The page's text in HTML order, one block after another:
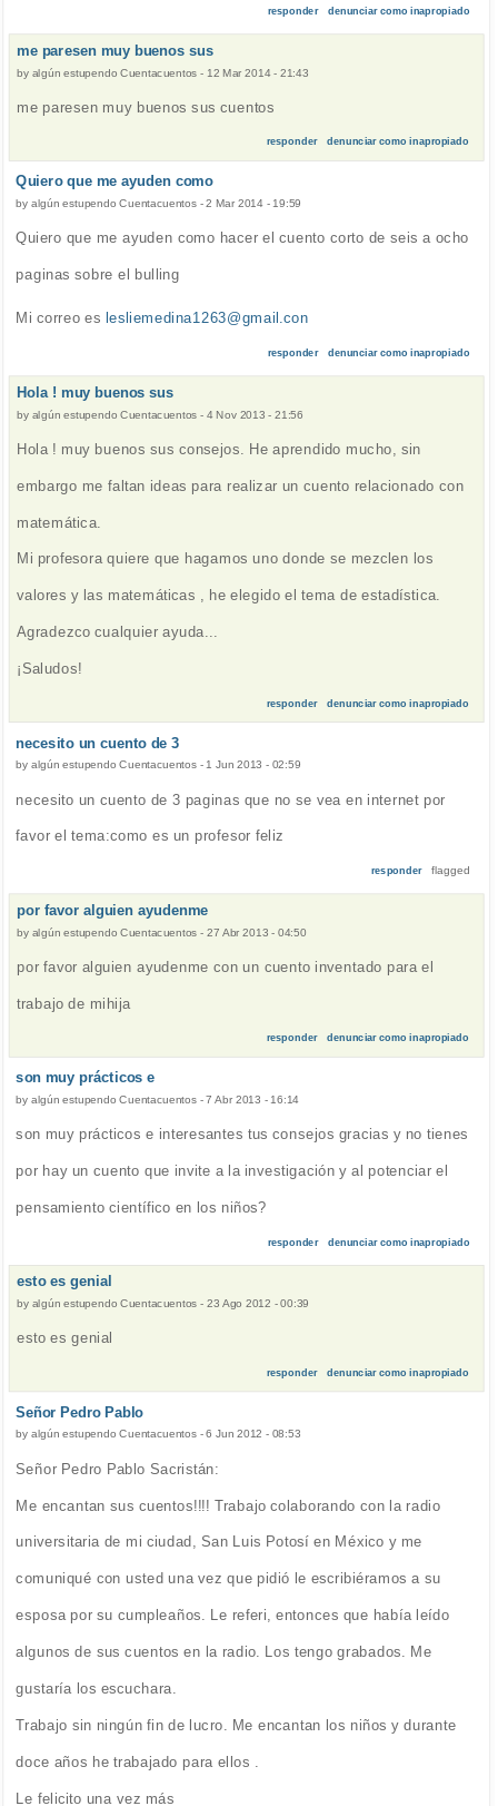
responder denunciar como inapropiado
me paresen muy buenos sus
by algún estupendo Cuentacuentos - 12 Mar 2014 - 21:43
me paresen muy buenos sus cuentos
responder denunciar como inapropiado
Quiero que me ayuden como
by algún estupendo Cuentacuentos-2 Mar 2014 - 19:59
Quiero que me ayuden como hacer el cuento corto de seis a ocho
paginas sobre el bulling
Mi correo es lesliemedina1263@gmail.con
responder denunciar como inapropiado
Hola ! muy buenos sus
by algún estupendo Cuentacuentos - 4 Nov 2013 - 21:56
Hola ! muy buenos sus consejos. He aprendido mucho, sin
embargo me faltan ideas para realizar un cuento relacionado con
matemática.
Mi profesora quiere que hagamos uno donde se mezclen los
valores y las matemáticas , he elegido el tema de estadística.
Agradezco cualquier ayuda...
¡Saludos!
responder denunciar como inapropiado
necesito un cuento de 3
by algún estupendo Cuentacuentos- 1 Jun 2013 - 02:59
necesito un cuento de 3 paginas que no se vea en internet por
favor el tema:como es un profesor feliz
responder flagged
por favor alguien ayudenme
by algún estupendo Cuentacuentos - 27 Abr 2013 - 04:50
por favor alguien ayudenme con un cuento inventado para el
trabajo de mihija
responder denunciar como inapropiado
son muy prácticos e
by algún estupendo Cuentacuentos-7 Abr 2013 - 16:14
son muy prácticos e interesantes tus consejos gracias y no tienes
por hay un cuento que invite a la investigación y al potenciar el
pensamiento científico en los niños?
responder denunciar como inapropiado
esto es genial
by algún estupendo Cuentacuentos - 23 Ago 2012 - 00:39
esto es genial
responder denunciar como inapropiado
Señor Pedro Pablo
by algún estupendo Cuentacuentos-6 Jun 2012 - 08:53
Señor Pedro Pablo Sacristán:
Me encantan sus cuentos!!!! Trabajo colaborando con la radio
universitaria de mi ciudad, San Luis Potosí en México y me
comuniqué con usted una vez que pidió le escribiéramos a su
esposa por su cumpleaños. Le referi, entonces que había leído
algunos de sus cuentos en la radio. Los tengo grabados. Me
gustaría los escuchara.
Trabajo sin ningún fin de lucro. Me encantan los niños y durante
doce años he trabajado para ellos .
Le felicito una vez más